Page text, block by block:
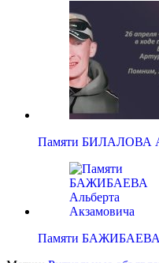
Памяти БИЛАЛОВА
Памяти БАЖИБАЕВА